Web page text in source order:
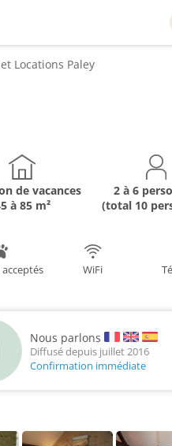
Locations Paley
de vacances
à 85 m²
2 à 6
(total 10
WiFi
Nous parlons
Diffusé depuis juillet 2016
Confirmation immédiate